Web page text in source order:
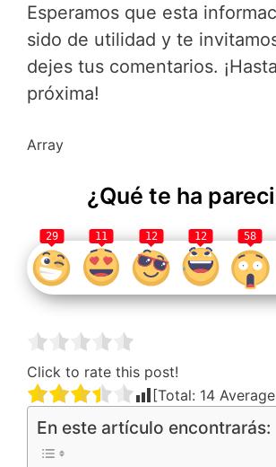
Esperamos que esta
sido de utilidad y te
dejes tus comentarios.
próxima!
Array
¿Qué te ha
29 11 12 12 58
Click to rate this post!
[Total: 14
En este artículo encontrarás: